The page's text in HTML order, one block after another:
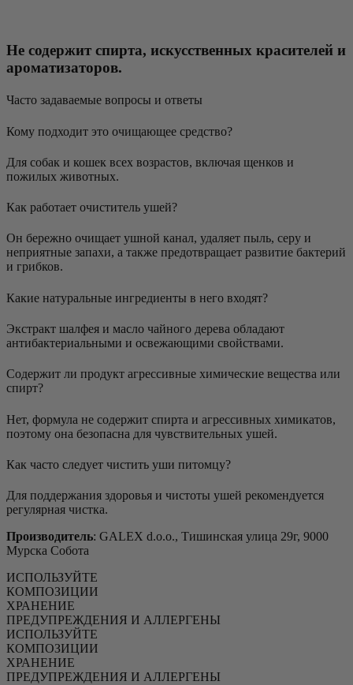
Не содержит спирта, искусственных красителей и
ароматизаторов.
Часто задаваемые вопросы и ответы
Кому подходит это очищающее средство?
Для собак и кошек всех возрастов, включая щенков и
пожилых животных.
Как работает очиститель ушей?
Он бережно очищает ушной канал, удаляет пыль, серу и
неприятные запахи, а также предотвращает развитие бактерий
и грибков.
Какие натуральные ингредиенты в него входят?
Экстракт шалфея и масло чайного дерева обладают
антибактериальными и освежающими свойствами.
Содержит ли продукт агрессивные химические вещества или
спирт?
Нет, формула не содержит спирта и агрессивных химикатов,
поэтому она безопасна для чувствительных ушей.
Как часто следует чистить уши питомцу?
Для поддержания здоровья и чистоты ушей рекомендуется
регулярная чистка.
Производитель: GALEX d.o.o., Тишинская улица 29г, 9000
Мурска Собота
ИСПОЛЬЗУЙТЕ
КОМПОЗИЦИИ
ХРАНЕНИЕ
ПРЕДУПРЕЖДЕНИЯ И АЛЛЕРГЕНЫ
ИСПОЛЬЗУЙТЕ
КОМПОЗИЦИИ
ХРАНЕНИЕ
ПРЕДУПРЕЖДЕНИЯ И АЛЛЕРГЕНЫ